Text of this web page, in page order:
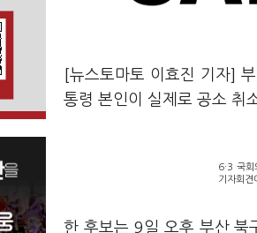
[뉴스토마토 이효진 기자]
통령 본인이 실제로 공소 취
6·3 국회
기자회견
한 후보는 9일 오후 부산 북